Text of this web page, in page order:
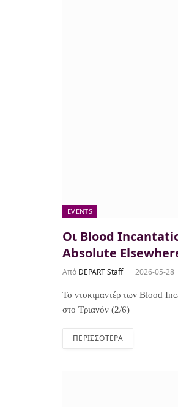
EVENTS
Οι Blood
Absolute
Από DEPART Staff 2026-05-28
Το ντοκιμαντέρ των Blood
στο Τριανόν (2/6)
ΠΕΡΙΣΣΌΤΕΡΑ